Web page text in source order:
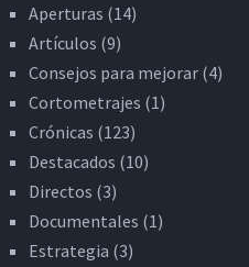
Aperturas (14)
Artículos (9)
Consejos para mejorar(4)
Cortometrajes (1)
Crónicas (123)
Destacados (10)
Directos (3)
Documentales (1)
Estrategia (3)